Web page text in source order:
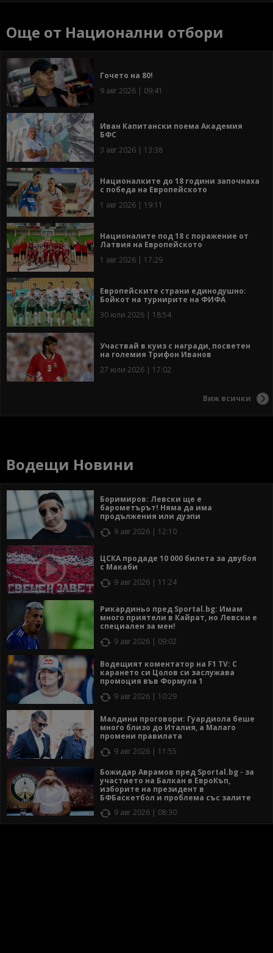
Още от Национални отбори
Гочето на 80!
9 авг 2026 | 09:41
Иван Капитански поема Академия
БФС
3 авг 2026 | 13:38
Националките до 18 години започнаха
с победа на Европейското
1 авг 2026 | 19:11
Националите под 18 с поражение от
Латвия на Европейското
1 авг 2026 | 17:29
Европейските страни единодушно:
Бойкот на турнирите на ФИФА
30 юли 2026 | 18:54
Участвай в куиз с награди, посветен
на големия Трифон Иванов
27 юли 2026 | 17:02
Виж всички
Водещи Новини
Боримиров: Левски ще е
барометърът! Няма да има
продължения или дузпи
9 авг 2026 | 12:10
ЦСКА продаде 10 000 билета за двубоя
с Макаби
9 авг 2026 | 11:24
Рикардиньо пред Sportal.bg: Имам
много приятели в Кайрат, но Левски е
специален за мен!
9 авг 2026 | 09:02
Водещият коментатор на F1 TV: С
карането си Цолов си заслужава
промоция във Формула 1
9 авг 2026 | 10:29
Малдини проговори: Гуардиола беше
много близо до Италия, а Малаго
промени правилата
9 авг 2026 | 11:55
Божидар Аврамов пред Sportal.bg - за
участието на Балкан в ЕвроКъп,
изборите на президент в
БФБаскетбол и проблема със залите
9 авг 2026 | 08:30